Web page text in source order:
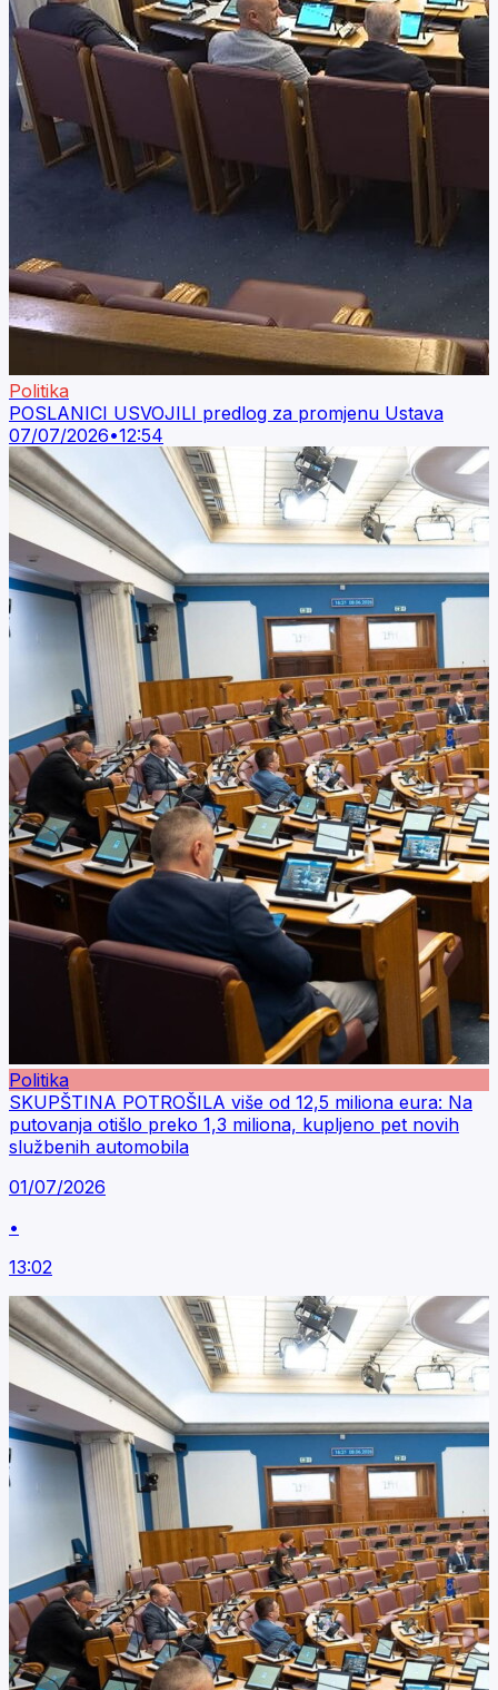
Politika
POSLANICI USVOJILI predlog za promjenu Ustava
07/07/2026•12:54
Politika
SKUPŠTINA POTROŠILA više od 12,5 miliona eura: Na
putovanja otišlo preko 1,3 miliona, kupljeno pet novih
službenih automobila
01/07/2026
•
13:02